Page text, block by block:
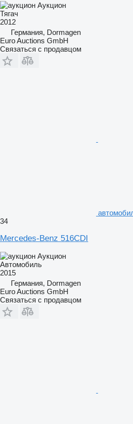
Аукцион
Тягач
2012
Германия, Dormagen
Euro Auctions GmbH
Связаться с продавцом
34
Mercedes-Benz 516CDI
Аукцион
Автомобиль
2015
Германия, Dormagen
Euro Auctions GmbH
Связаться с продавцом